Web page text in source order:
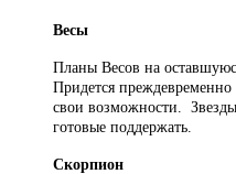
Весы
Планы Весов на
Придется преждевременно
свои возможности. Звезды
готовые поддержать.
Скорпион